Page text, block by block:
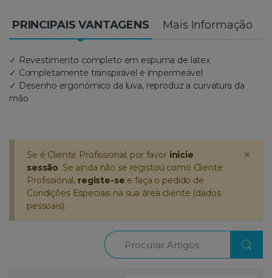
PRINCIPAIS VANTAGENS Mais Informação
✓ Revestimento completo em espuma de latex
✓ Completamente transpirável e impermeável
✓ Desenho ergonómico da luva, reproduz a curvatura da
mão
×
Se é Cliente Profissional, por favor inicie
sessão. Se ainda não se registou como Cliente
Profissional, registe-se e faça o pedido de
Condições Especiais na sua área cliente (dados
pessoais).
Procurar